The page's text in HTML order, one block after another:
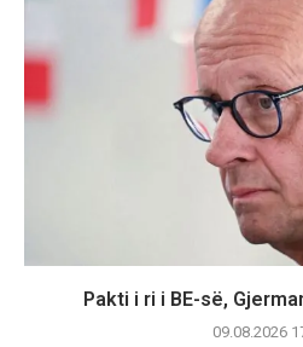
Pakti i ri i BE-së,
09.08.2026